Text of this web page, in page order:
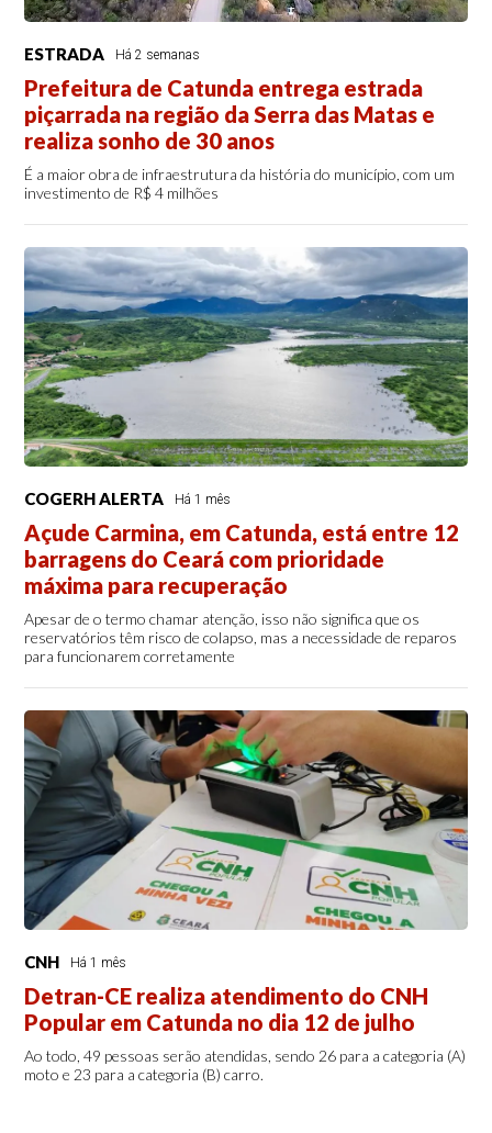
ESTRADA Há 2 semanas
Prefeitura de Catunda entrega estrada
piçarrada na região da Serra das Matas e
realiza sonho de 30 anos
É a maior obra de infraestrutura da história do município, com um
investimento de R$ 4 milhões
COGERH ALERTA Há 1 mês
Açude Carmina, em Catunda, está entre 12
barragens do Ceará com prioridade
máxima para recuperação
Apesar de o termo chamar atenção, isso não significa que os
reservatórios têm risco de colapso, mas a necessidade de reparos
para funcionarem corretamente
CNH Há 1 mês
Detran-CE realiza atendimento do CNH
Popular em Catunda no dia 12 de julho
Ao todo, 49 pessoas serão atendidas, sendo 26 para a categoria (A)
moto e 23 para a categoria (B) carro.